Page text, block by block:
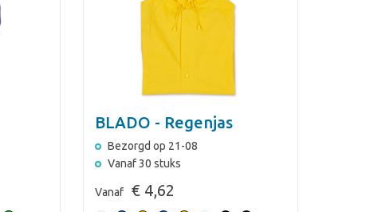
BLADO - Regenjas
Bezorgd op 21-08
Vanaf 30 stuks
Vanaf € 4,62